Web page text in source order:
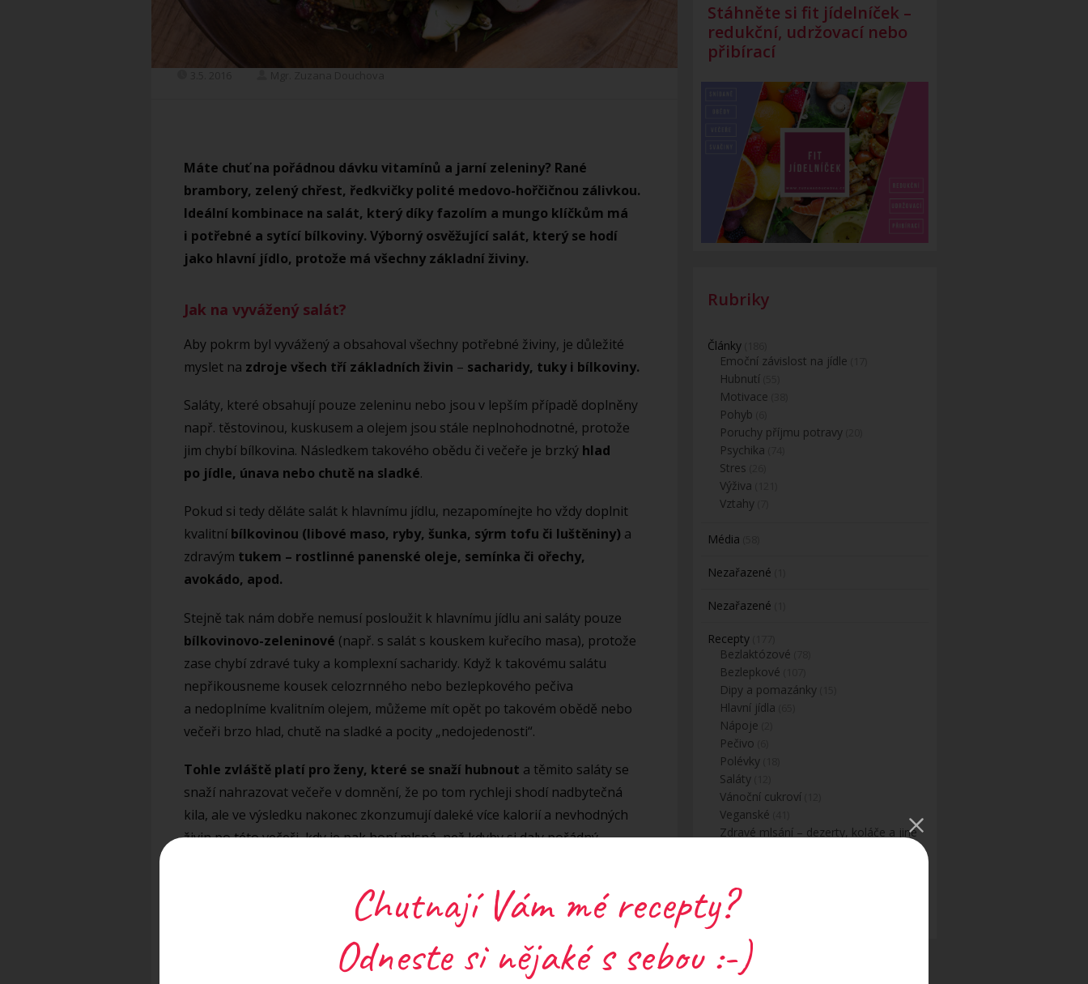
Máte chuť na pořádnou dávku vitamínů a jarní zeleniny? Rané
brambory, zelený chřest, ředkvičky polité medovo-hořčičnou zálivkou.
Ideální kombinace na salát, který díky fazolím a mungo klíčkům má
i potřebné a sytící bílkoviny. Výborný osvěžující salát, který se hodí
jako hlavní jídlo, protože má všechny základní živiny.
Jak na vyvážený salát?
Aby pokrm byl vyvážený a obsahoval všechny potřebné živiny, je důležité
myslet na zdroje všech tří základních živin – sacharidy, tuky i bílkoviny.
Saláty, které obsahují pouze zeleninu nebo jsou v lepším případě doplněny
např. těstovinou, kuskusem a olejem jsou stále neplnohodnotné, protože
jim chybí bílkovina. Následkem takového obědu či večeře je brzký hlad
po jídle, únava nebo chutě na sladké.
Pokud si tedy děláte salát k hlavnímu jídlu, nezapomínejte ho vždy doplnit
kvalitní bílkovinou (libové maso, ryby, šunka, sýrm tofu či luštěniny) a
zdravým tukem – rostlinné panenské oleje, semínka či ořechy,
avokádo, apod.
Stejně tak nám dobře nemusí posloužit k hlavnímu jídlu ani saláty pouze
bílkovinovo-zeleninové (např. s salát s kouskem kuřecího masa), protože
zase chybí zdravé tuky a komplexní sacharidy. Když k takovému salátu
nepřikousneme kousek celozrnného nebo bezlepkového pečiva
a nedoplníme kvalitním olejem, můžeme mít opět po takovém obědě nebo
večeři brzo hlad, chutě na sladké a pocity „nedojedenosti“.
Tohle zvláště platí pro ženy, které se snaží hubnout a těmito saláty se
snaží nahrazovat večeře v domnění, že po tom rychleji shodí nadbytečná
kila, ale ve výsledku nakonec zkonzumují daleké více kalorií a nevhodných
živin po této večeři, kdy je pak honí mlsná, než kdyby si daly pořádný
Vyzkoušejte tento můj oblíbenýbramborový salát s fazolemi, který je
, jak chutně nakombinovat v salátu všechny živiny.
Stáhněte si fit jídelníček –
redukční, udržovací nebo
přibírací
Rubriky
Články
Emoční závislost na jídle
Hubnutí
Motivace
Pohyb
Poruchy příjmu potravy
Psychika
Stres
Výživa
Vztahy
Média
Nezařazené
Nezařazené
Recepty
Bezlaktózové
Bezlepkové
Dipy a pomazánky
Hlavní jídla
Nápoje
Pečivo
Polévky
Saláty
Vánoční cukroví
Veganské
Zdravé mlsání – dezerty, koláče a jiné
Video recept
Chutnají Vám mé recepty?
Odneste si nějaké s sebou :-)